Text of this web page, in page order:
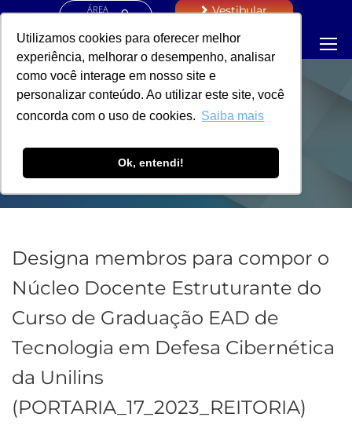
Utilizamos cookies para oferecer melhor
experiência, melhorar o desempenho, analisar
como você interage em nosso site e
personalizar conteúdo. Ao utilizar este site, você
concorda com o uso de cookies. Saiba mais
Ok, entendi!
ÁREA
Vestibular
PORTARIA -
REITORIA
Designa membros para compor o
Núcleo Docente Estruturante do
Curso de Graduação EAD de
Tecnologia em Defesa Cibernética
da Unilins
(PORTARIA_17_2023_REITORIA)